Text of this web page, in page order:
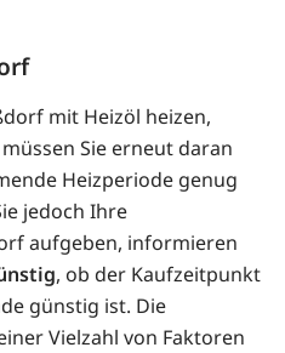
mit Heizöl heizen,
müssen Sie erneut daran
Heizperiode genug
jedoch Ihre
aufgeben, informieren
, ob der Kaufzeitpunkt
günstig ist. Die
Vielzahl von Faktoren